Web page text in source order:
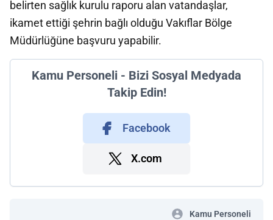
belirten sağlık kurulu raporu alan vatandaşlar,
ikamet ettiği şehrin bağlı olduğu Vakıflar Bölge
Müdürlüğüne başvuru yapabilir.
Kamu Personeli - Bizi Sosyal Medyada
Takip Edin!
Facebook
X.com
Kamu Personeli